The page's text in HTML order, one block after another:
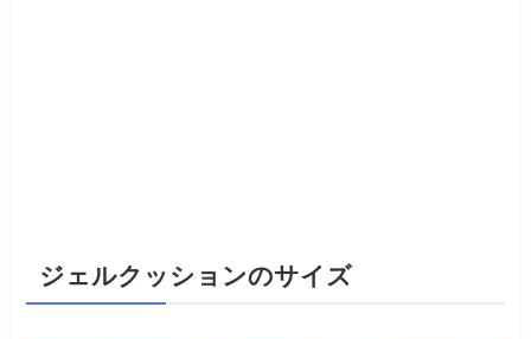
ジェルクッションのサイズ